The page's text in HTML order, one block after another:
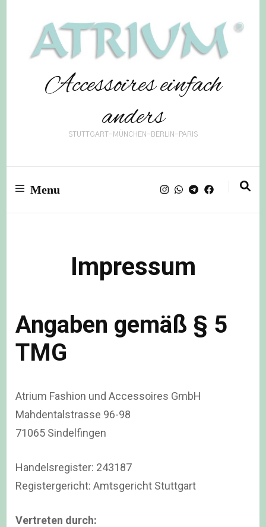
Accessoires einfach
anders
STUTTGART-MÜNCHEN-BERLIN-PARIS
Menu
Impressum
Angaben gemäß § 5
TMG
Atrium Fashion und Accessoires GmbH
Mahdentalstrasse 96-98
71065 Sindelfingen
Handelsregister: 243187
Registergericht: Amtsgericht Stuttgart
Vertreten durch: